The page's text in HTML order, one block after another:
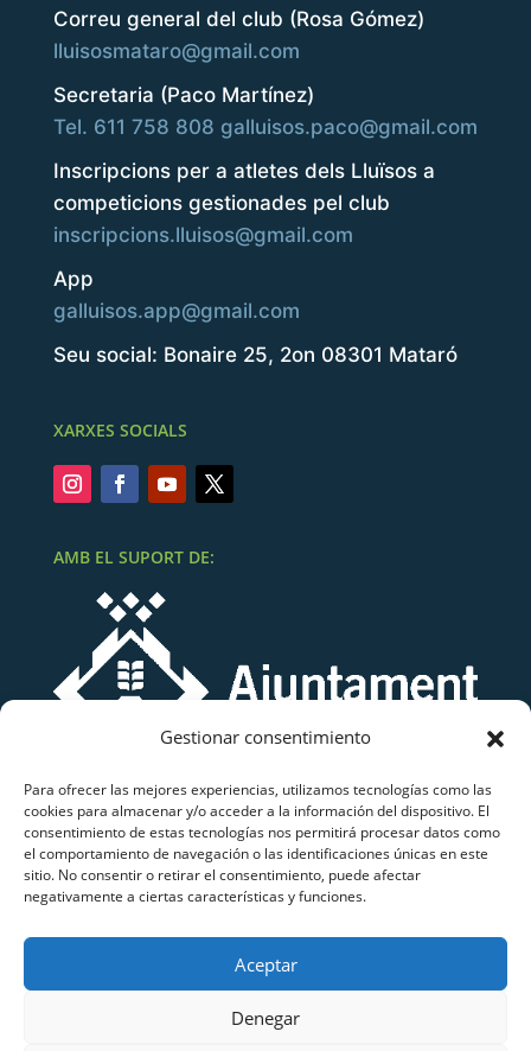
Gestionar consentimiento
Para ofrecer las mejores experiencias, utilizamos tecnologías como las
cookies para almacenar y/o acceder a la información del dispositivo. El
consentimiento de estas tecnologías nos permitirá procesar datos como
el comportamiento de navegación o las identificaciones únicas en este
sitio. No consentir o retirar el consentimiento, puede afectar
negativamente a ciertas características y funciones.
Aceptar
Denegar
Correu general del club (Rosa Gómez)
lluisosmataro@gmail.com
Secretaria (Paco Martínez)
Tel. 611 758 808 galluisos.paco@gmail.com
Inscripcions per a atletes dels Lluïsos a
competicions gestionades pel club
inscripcions.lluisos@gmail.com
App
galluisos.app@gmail.com
Seu social: Bonaire 25, 2on 08301 Mataró
XARXES SOCIALS
AMB EL SUPORT DE:
Grup Atletisme Lluïsos Mataró
Copyright © 2026 Grup Atletisme Lluïsos Mataró.